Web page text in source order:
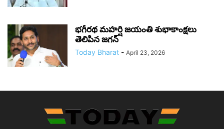
భగీరథ మహర్షి జయంతి శుభాకాంక్షలు
తెలిపిన జగన్‌
Today Bharat - April 23, 2026